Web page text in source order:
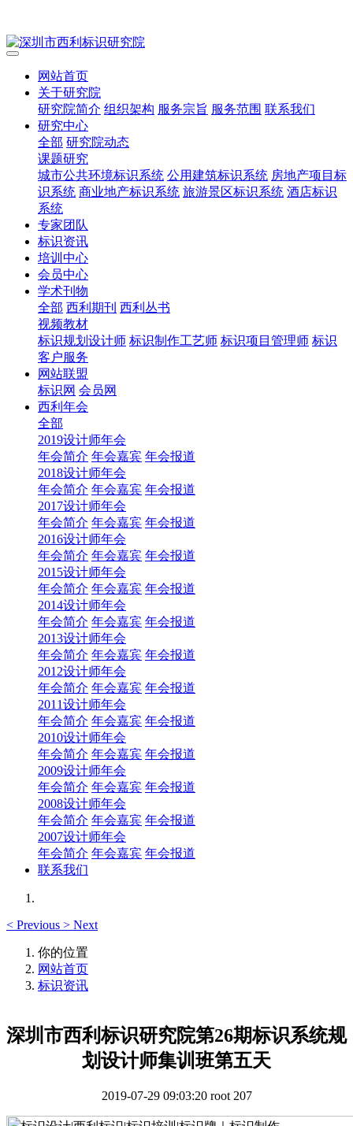
网站首页
关于研究院
研究院简介 组织架构 服务宗旨 服务范围 联系我们
研究中心
全部 研究院动态
课题研究
城市公共环境标识系统 公用建筑标识系统 房地产项目标
识系统 商业地产标识系统 旅游景区标识系统 酒店标识
系统
专家团队
标识资讯
培训中心
会员中心
学术刊物
全部 西利期刊 西利丛书
视频教材
标识规划设计师 标识制作工艺师 标识项目管理师 标识
客户服务
网站联盟
标识网 会员网
西利年会
全部
2019设计师年会
年会简介 年会嘉宾 年会报道
2018设计师年会
年会简介 年会嘉宾 年会报道
2017设计师年会
年会简介 年会嘉宾 年会报道
2016设计师年会
年会简介 年会嘉宾 年会报道
2015设计师年会
年会简介 年会嘉宾 年会报道
2014设计师年会
年会简介 年会嘉宾 年会报道
2013设计师年会
年会简介 年会嘉宾 年会报道
2012设计师年会
年会简介 年会嘉宾 年会报道
2011设计师年会
年会简介 年会嘉宾 年会报道
2010设计师年会
年会简介 年会嘉宾 年会报道
2009设计师年会
年会简介 年会嘉宾 年会报道
2008设计师年会
年会简介 年会嘉宾 年会报道
2007设计师年会
年会简介 年会嘉宾 年会报道
联系我们
< Previous > Next
你的位置
网站首页
标识资讯
深圳市西利标识研究院第26期标识系统规
划设计师集训班第五天
2019-07-29 09:03:20 root 207